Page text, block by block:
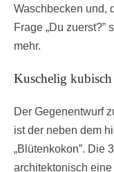
Waschbecken und,
Frage „Du
mehr.
Kuschelig kubisch
Der Gegenentwurf
ist der neben dem
„Blütenkokon”. Die
architektonisch